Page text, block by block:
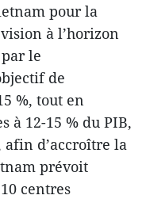
pour la
à l’horizon
le
de
%, tout en
à 12-15 % du PIB,
afin d’accroître la
prévoit
centres